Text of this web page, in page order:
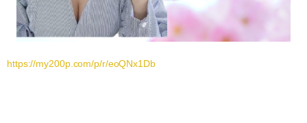
https://my200p.com/p/r/eoQNx1Db